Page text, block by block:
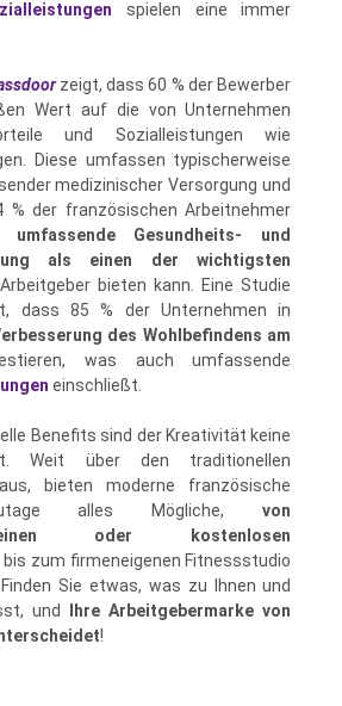
spielen eine immer
zeigt, dass 60 % der Bewerber
Wert auf die von Unternehmen
und Sozialleistungen wie
Diese umfassen typischerweise
medizinischer Versorgung und
% der französischen Arbeitnehmer
umfassende Gesundheits- und
als einen der wichtigsten
bieten kann​​. Eine Studie
dass 85 % der Unternehmen in
des Wohlbefindens am
was auch umfassende
einschließt​​.
Benefits sind der Kreativität keine
Weit über den traditionellen
bieten moderne französische
alles Mögliche,von
oder kostenlosen
bis zum firmeneigenen Fitnessstudio
Sie etwas, was zu Ihnen und
und
Ihre Arbeitgebermarke von
!